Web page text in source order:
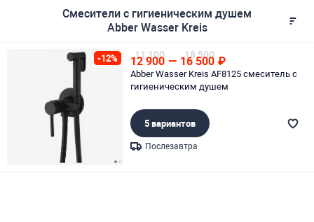
Смесители с гигиеническим душем
Abber Wasser Kreis
-12% 11 100
12 900 — 18 500
16 500 ₽
Abber Wasser Kreis AF8125 смеситель с
гигиеническим душем
5 вариантов
Послезавтра